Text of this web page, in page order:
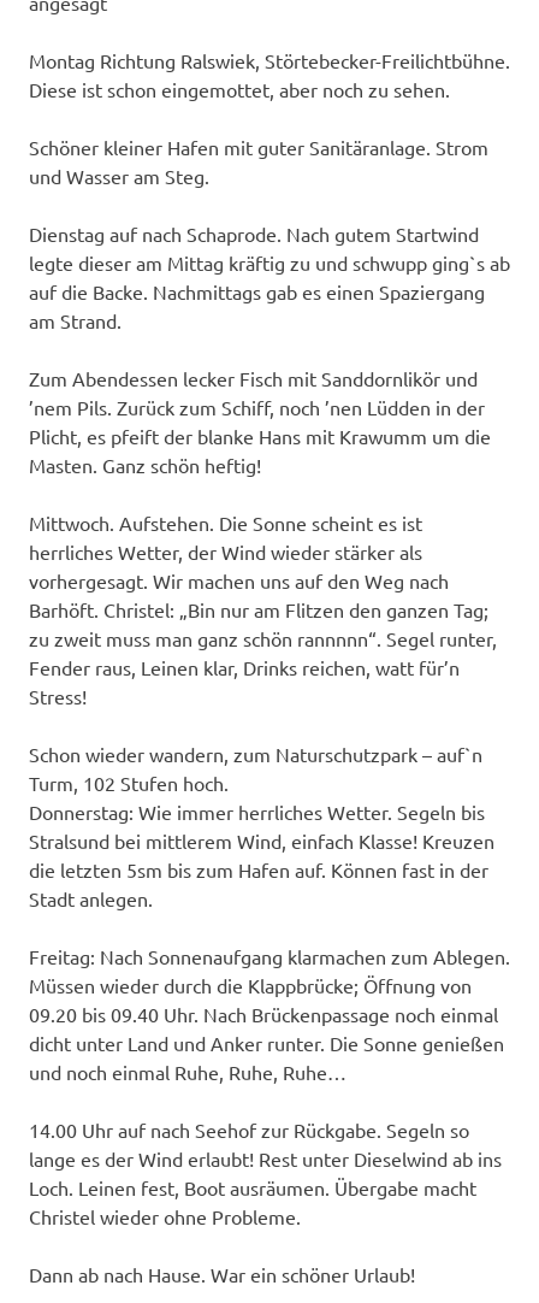
Montag Richtung Ralswiek, Störtebecker-Freilichtbühne.
Diese ist schon eingemottet, aber noch zu sehen.
Schöner kleiner Hafen mit guter Sanitäranlage. Strom
und Wasser am Steg.
Dienstag auf nach Schaprode. Nach gutem Startwind
legte dieser am Mittag kräftig zu und schwupp ging`s ab
auf die Backe. Nachmittags gab es einen Spaziergang
am Strand.
Zum Abendessen lecker Fisch mit Sanddornlikör und
’nem Pils. Zurück zum Schiff, noch ’nen Lüdden in der
Plicht, es pfeift der blanke Hans mit Krawumm um die
Masten. Ganz schön heftig!
Mittwoch. Aufstehen. Die Sonne scheint es ist
herrliches Wetter, der Wind wieder stärker als
vorhergesagt. Wir machen uns auf den Weg nach
Barhöft. Christel: „Bin nur am Flitzen den ganzen Tag;
zu zweit muss man ganz schön rannnnn“. Segel runter,
Fender raus, Leinen klar, Drinks reichen, watt für’n
Stress!
Schon wieder wandern, zum Naturschutzpark – auf`n
Turm, 102 Stufen hoch.
Donnerstag: Wie immer herrliches Wetter. Segeln bis
Stralsund bei mittlerem Wind, einfach Klasse! Kreuzen
die letzten 5sm bis zum Hafen auf. Können fast in der
Stadt anlegen.
Freitag: Nach Sonnenaufgang klarmachen zum Ablegen.
Müssen wieder durch die Klappbrücke; Öffnung von
09.20 bis 09.40 Uhr. Nach Brückenpassage noch einmal
dicht unter Land und Anker runter. Die Sonne genießen
und noch einmal Ruhe, Ruhe, Ruhe…
14.00 Uhr auf nach Seehof zur Rückgabe. Segeln so
lange es der Wind erlaubt! Rest unter Dieselwind ab ins
Loch. Leinen fest, Boot ausräumen. Übergabe macht
Christel wieder ohne Probleme.
Dann ab nach Hause. War ein schöner Urlaub!